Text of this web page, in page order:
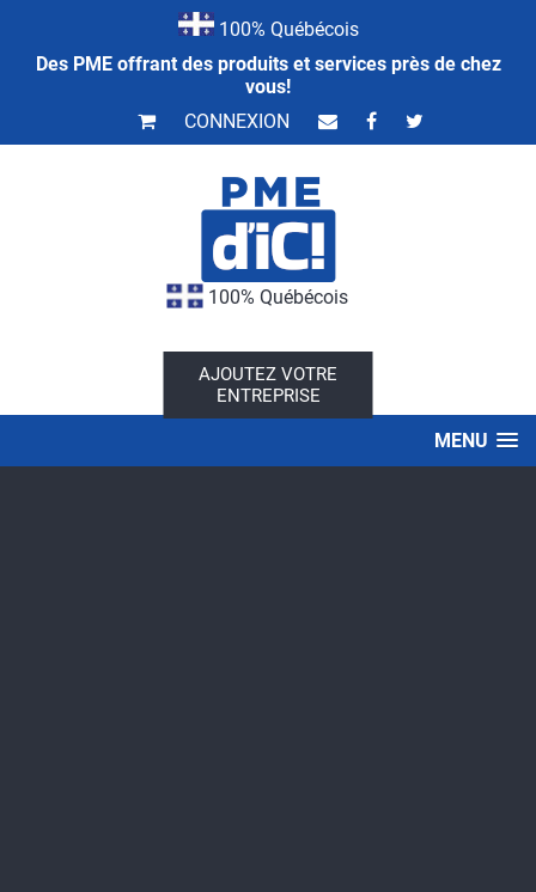
100% Québécois
Des PME offrant des produits et services près de chez
vous!
CONNEXION
100% Québécois
AJOUTEZ VOTRE
ENTREPRISE
MENU